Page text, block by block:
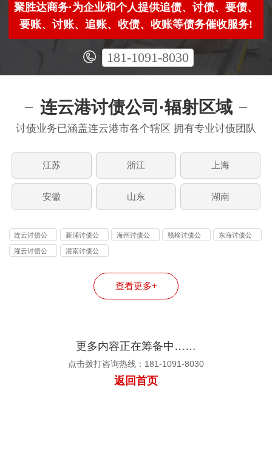
聚胜达商务·为企业和个人提供追债、讨债、要债、
要账、讨账、追账、收债、收账等债务催收服务!
181-1091-8030
连云港讨债公司·辐射区域
讨债业务已涵盖连云港市各个辖区 拥有专业讨债团队
江苏 浙江 上海
安徽 山东 湖南
连云讨债公
司
新浦讨债公
司
海州讨债公
赣榆讨债公
东海讨债公
灌云讨债公
灌南讨债公
查看更多+
更多内容正在筹备中……
点击拨打咨询热线：181-1091-8030
返回首页